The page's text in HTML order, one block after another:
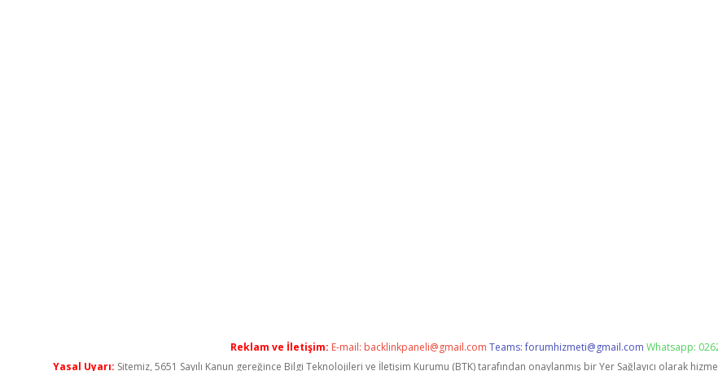
Reklam ve İletişim: E-mail: backlinkpaneli@gmail.com Teams:forumhizmeti@gmail.com Whatsapp:
Yasal Uyarı: Sitemiz, 5651 Sayılı Kanun gereğince Bilgi Teknolojileri ve İletişim Kurumu (BTK) tarafından onaylanmış bir Yer Sağlayıcı olarak